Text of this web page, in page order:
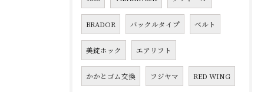
BRADOR バックルタイプ ベルト
美錠ホック エアリフト
かかとゴム交換 フジヤマ RED WING